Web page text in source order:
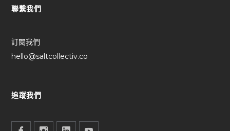
聯繫我們
訂閱我們
hello@saltcollectiv.co
追蹤我們